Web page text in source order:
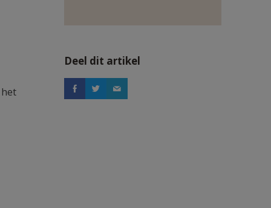
Deel dit artikel